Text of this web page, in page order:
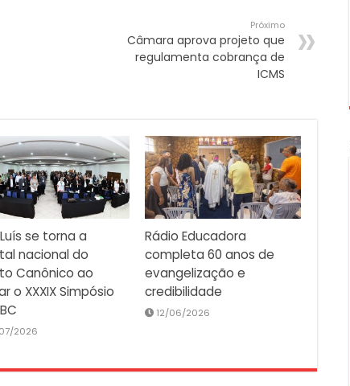
Próximo
Câmara aprova projeto que
regulamenta cobrança de
ICMS
se torna a
nacional do
Canônico ao
o XXXIX Simpósio
2026
Rádio Educadora
completa 60 anos de
evangelização e
credibilidade
12/06/2026